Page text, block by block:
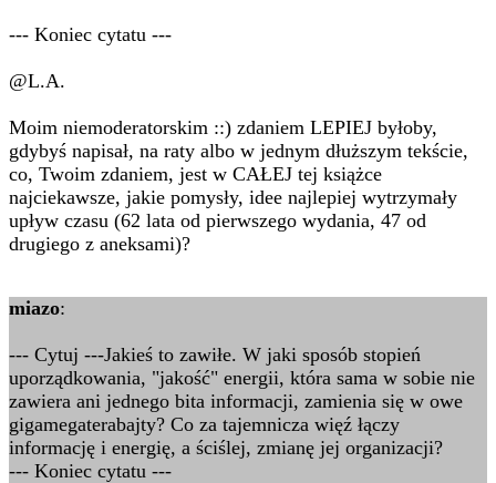
--- Koniec cytatu ---
@L.A.
Moim niemoderatorskim ::) zdaniem LEPIEJ byłoby,
gdybyś napisał, na raty albo w jednym dłuższym tekście,
co, Twoim zdaniem, jest w CAŁEJ tej książce
najciekawsze, jakie pomysły, idee najlepiej wytrzymały
upływ czasu (62 lata od pierwszego wydania, 47 od
drugiego z aneksami)?
miazo:
--- Cytuj ---Jakieś to zawiłe. W jaki sposób stopień
uporządkowania, "jakość" energii, która sama w sobie nie
zawiera ani jednego bita informacji, zamienia się w owe
gigamegaterabajty? Co za tajemnicza więź łączy
informację i energię, a ściślej, zmianę jej organizacji?
--- Koniec cytatu ---